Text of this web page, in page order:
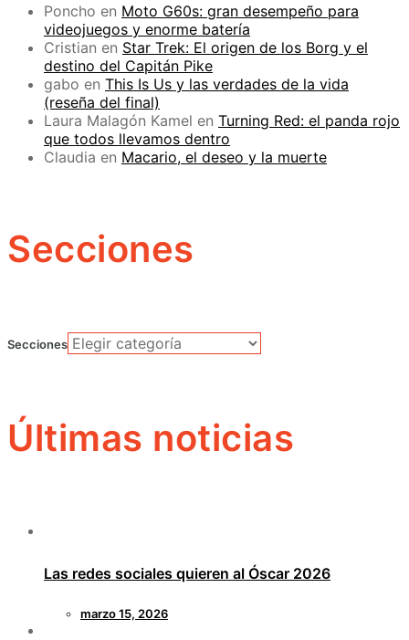
Poncho en Moto G60s: gran desempeño para
videojuegos y enorme batería
Cristian en Star Trek: El origen de los Borg y el
destino del Capitán Pike
gabo en This Is Us y las verdades de la vida
(reseña del final)
Laura Malagón Kamel en Turning Red: el panda rojo
que todos llevamos dentro
Claudia en Macario, el deseo y la muerte
Secciones
Secciones
Últimas noticias
Las redes sociales quieren al Óscar 2026
marzo 15, 2026